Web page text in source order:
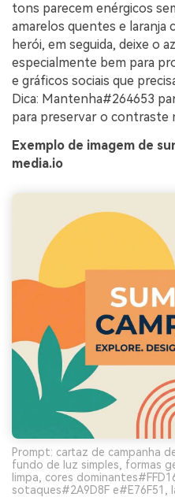
tons parecem enérgicos
amarelos quentes e laranja
herói, em seguida, deixe o
especialmente bem para
e gráficos sociais que
Dica: Mantenha#264653
para preservar o contraste
Exemplo de imagem de
media.io
Prompt: cartaz de campanha
fundo de luz simples, formas
limpa, cores
sotaques#2A9D8F e#E76F51,